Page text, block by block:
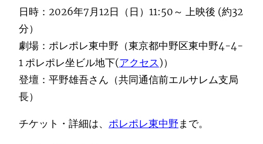
日時：2026年7月12日（日）11:50～ 上映後 (約32
分）
劇場：ポレポレ東中野（東京都中野区東中野4-4-
1 ポレポレ坐ビル地下(アクセス)）
登壇：平野雄吾さん（共同通信前エルサレム支局
長）
チケット・詳細は、 ポレポレ東中野まで。